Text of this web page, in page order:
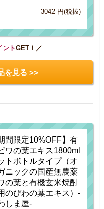
3042 円(税抜)
ントGET！／
を見る >>
間限定10%OFF】有
ワの葉エキス1800ml
トボトルタイプ（オ
ニックの国産無農薬
の葉と有機玄米焼酎
のびわの葉エキス）-
しま屋-